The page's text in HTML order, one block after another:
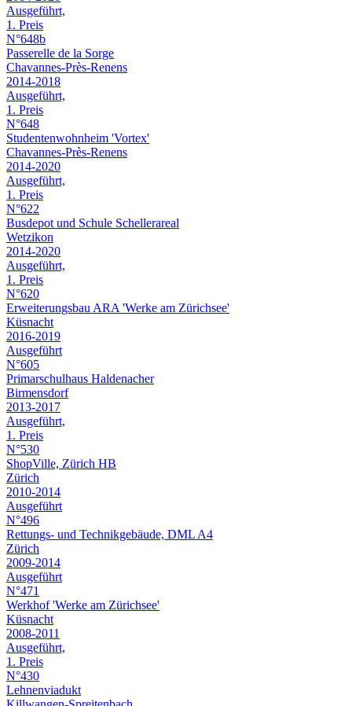
Ausgeführt,
1. Preis
N°648b
Passerelle de la Sorge
Chavannes-Près-Renens
2014-2018
Ausgeführt,
1. Preis
N°648
Studentenwohnheim 'Vortex'
Chavannes-Près-Renens
2014-2020
Ausgeführt,
1. Preis
N°622
Busdepot und Schule Schellerareal
Wetzikon
2014-2020
Ausgeführt,
1. Preis
N°620
Erweiterungsbau ARA 'Werke am Zürichsee'
Küsnacht
2016-2019
Ausgeführt
N°605
Primarschulhaus Haldenacher
Birmensdorf
2013-2017
Ausgeführt,
1. Preis
N°530
ShopVille, Zürich HB
Zürich
2010-2014
Ausgeführt
N°496
Rettungs- und Technikgebäude, DML A4
Zürich
2009-2014
Ausgeführt
N°471
Werkhof 'Werke am Zürichsee'
Küsnacht
2008-2011
Ausgeführt,
1. Preis
N°430
Lehnenviadukt